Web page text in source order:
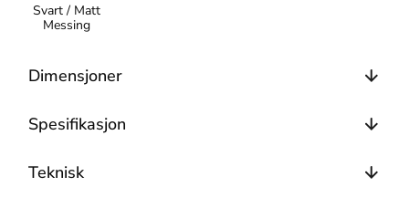
Svart / Matt
Messing
Dimensjoner
Spesifikasjon
Teknisk